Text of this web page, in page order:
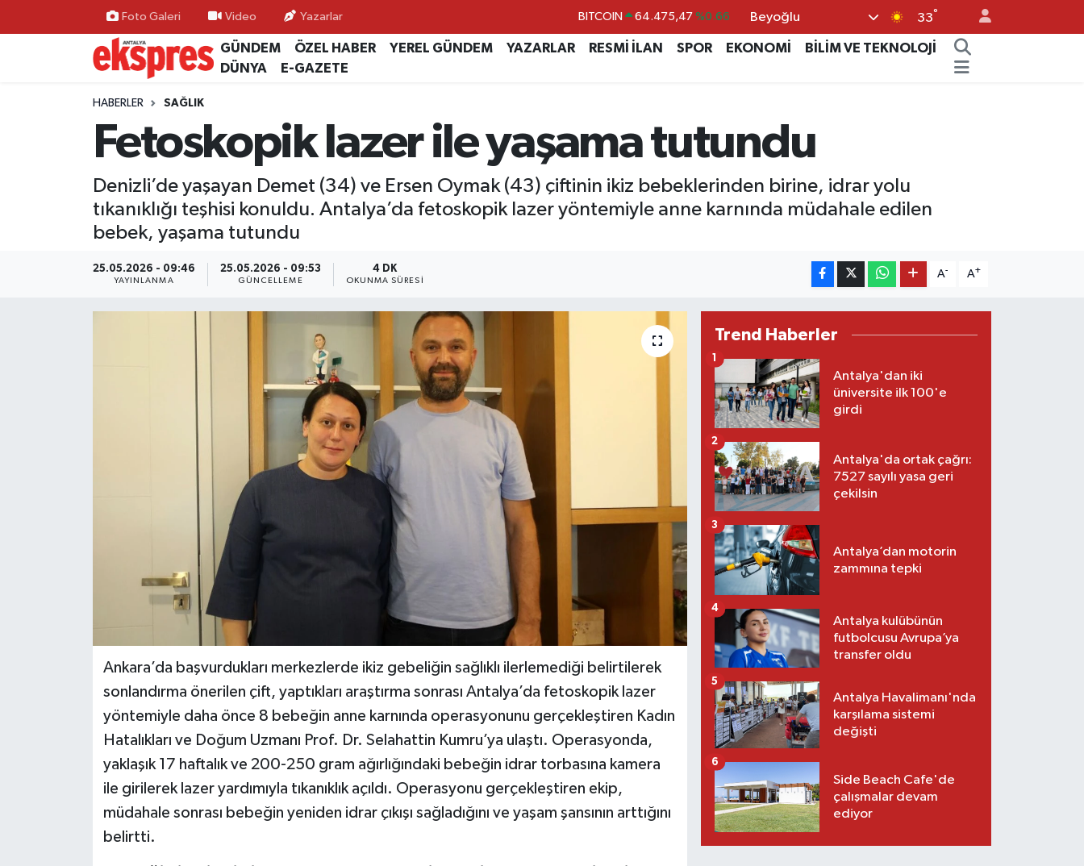
Foto Galeri Video Yazarlar DOLAR 47,5986 %0.06
EURO 55,0700 %0.1
BİST100 13.703 %0
64.475,47 %0.66
Beyoğlu 33°
GÜNDEM ÖZEL HABER YEREL GÜNDEM YAZARLAR RESMİ İLAN SPOR EKONOMİ
BİLİM VE TEKNOLOJİ
DÜNYA
E-GAZETE
HABERLER SAĞLIK
Fetoskopik lazer ile yaşama tutundu
Denizli’de yaşayan Demet (34) ve Ersen Oymak (43) çiftinin ikiz bebeklerinden birine, idrar yolu
tıkanıklığı teşhisi konuldu. Antalya’da fetoskopik lazer yöntemiyle anne karnında müdahale edilen
bebek, yaşama tutundu
25.05.2026 - 09:46
YAYINLANMA
25.05.2026 - 09:53
GÜNCELLEME
4 DK
OKUNMA SÜRESI
A- A+
Ankara’da başvurdukları merkezlerde ikiz gebeliğin sağlıklı ilerlemediği belirtilerek
sonlandırma önerilen çift, yaptıkları araştırma sonrası Antalya’da fetoskopik lazer
yöntemiyle daha önce 8 bebeğin anne karnında operasyonunu gerçekleştiren Kadın
Hatalıkları ve Doğum Uzmanı Prof. Dr. Selahattin Kumru’ya ulaştı. Operasyonda,
yaklaşık 17 haftalık ve 200-250 gram ağırlığındaki bebeğin idrar torbasına kamera
ile girilerek lazer yardımıyla tıkanıklık açıldı. Operasyonu gerçekleştiren ekip,
müdahale sonrası bebeğin yeniden idrar çıkışı sağladığını ve yaşam şansının arttığını
belirtti.
Trend Haberler
Antalya'dan iki
üniversite ilk 100'e
girdi
1
Antalya'da ortak çağrı:
7527 sayılı yasa geri
çekilsin
2
Antalya’dan motorin
zammına tepki
3
Antalya kulübünün
futbolcusu Avrupa’ya
transfer oldu
4
Antalya Havalimanı'nda
karşılama sistemi
değişti
5
Side Beach Cafe'de
çalışmalar devam
ediyor
6
ÖZEL HABER
GÜNDEM
YEREL GÜNDEM
EKONOMİ
KÜLTÜR - SANAT
Nöbetçi Eczaneler
Hava Durumu
Trafik Durumu
Süper Lig Puan Durumu ve Fikstür
Tüm Manşetler
Son Dakika Haberleri